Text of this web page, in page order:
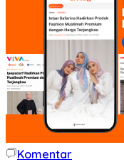
Komentar